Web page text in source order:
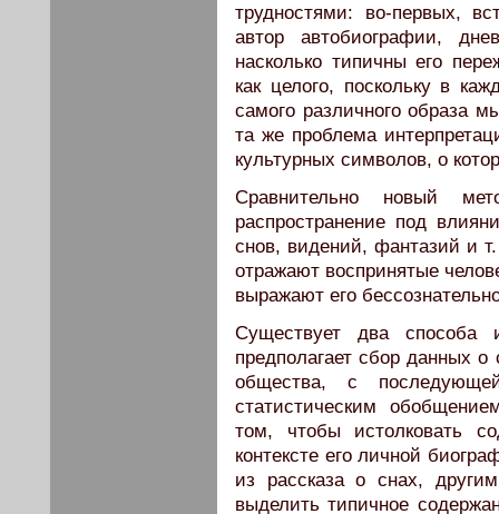
трудностями: во-первых,
автор автобиографии,
насколько типичны его
как целого, поскольку в
самого различного образа
та же проблема
культурных символов, о
Сравнительно новый
распространение под
снов, видений, фантазий и
отражают воспринятые
выражают его
Существует два способа
предполагает сбор данных
общества, с
статистическим
том, чтобы истолковать
контексте его личной
из рассказа о снах,
выделить типичное